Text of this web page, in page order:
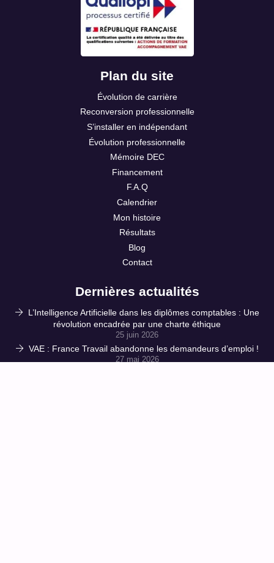
Plan du site
Évolution de carrière
Reconversion professionnelle
S’installer en indépendant
Évolution professionnelle
Mémoire DEC
Financement
F.A.Q
Calendrier
Mon histoire
Résultats
Blog
Contact
Dernières actualités
L’Intelligence Artificielle dans les diplômes comptables : Une
révolution encadrée par une charte éthique
25 juin 2026
VAE : France Travail abandonne les demandeurs d’emploi !
27 mai 2026